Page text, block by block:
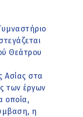
Θεάτρου
Ασίας στα
των έργων
οποία,
η